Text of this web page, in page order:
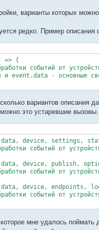
отчетов. Все
передать объект, что
значение 100, а
без стандартных
аттрибута и его основные
варианты которых
редко. Пример описания
=> {
вариантов описания
это устаревшие вызовы.
data, device, settings,
device, publish,
device, endpoints,
мне удалось поймать